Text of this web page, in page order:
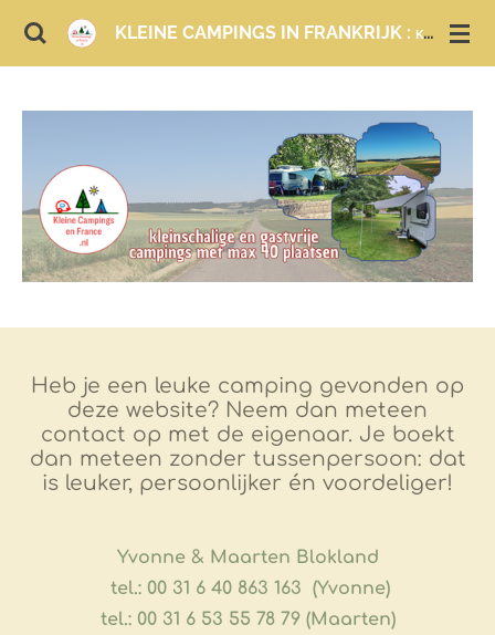
Ga
de
KLEINE CAMPINGS IN FRANKRIJK : KAMPEREN EN LOGEREN
Heb je een leuke camping gevonden op
deze website? Neem dan meteen
contact op met de eigenaar. Je boekt
dan meteen zonder tussenpersoon: dat
is leuker, persoonlijker én voordeliger!
​Yvonne & Maarten Blokland
tel.: 00 31 6 40 863 163 (Yvonne)
tel.: 00 31 6 53 55 78 79 (Maarten)